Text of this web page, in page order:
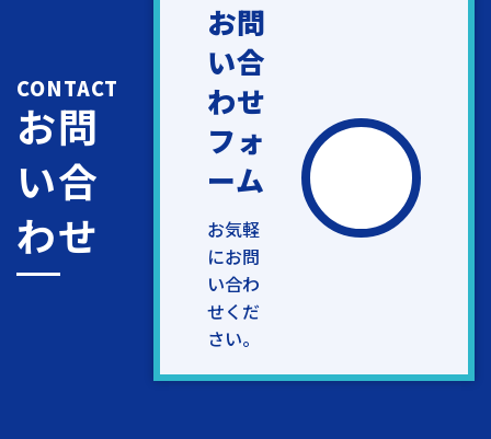
CONTACT
お問
い合
わせ
お問
い合
わせ
フォ
ーム
お気軽
にお問
い合わ
せくだ
さい。